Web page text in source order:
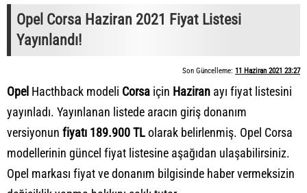
Opel Corsa Haziran 2021 Fiyat Listesi
Yayınlandı!
Son Güncelleme: 11 Haziran 2021 23:27
Opel Hacthback modeli Corsa için Haziran ayı fiyat listesini
yayınladı. Yayınlanan listede aracın giriş donanım
versiyonun fiyatı 189.900 TLolarak belirlenmiş. Opel Corsa
modellerinin güncel fiyat listesine aşağıdan ulaşabilirsiniz.
Opel markası fiyat ve donanım bilgisinde haber vermeksizin